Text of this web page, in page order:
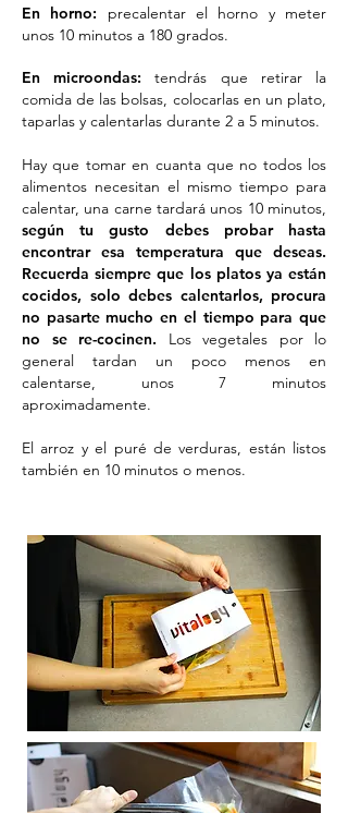
En horno: precalentar el horno y meter
unos 10 minutos a 180 grados.
En microondas: tendrás que retirar la
comida de las bolsas, colocarlas en un plato,
taparlas y calentarlas durante 2 a 5 minutos.
Hay que tomar en cuanta que no todos los
alimentos necesitan el mismo tiempo para
calentar, una carne tardará unos 10 minutos,
según tu gusto debes probar hasta
encontrar esa temperatura que deseas.
Recuerda siempre que los platos ya están
cocidos, solo debes calentarlos, procura
no pasarte mucho en el tiempo para que
no se re-cocinen. Los vegetales por lo
general tardan un poco menos en
calentarse, unos 7 minutos
aproximadamente.
El arroz y el puré de verduras, están listos
también en 10 minutos o menos.